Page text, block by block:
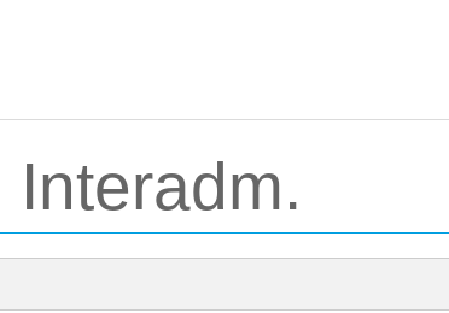
Interadm.